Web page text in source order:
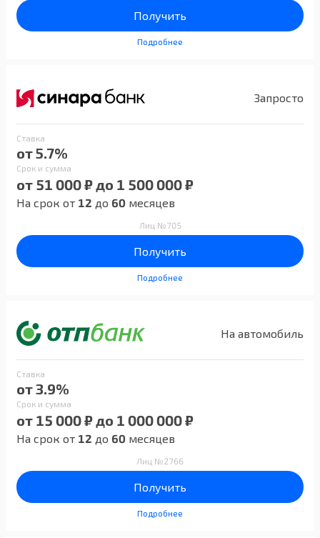
Получить
Подробнее
Запросто
Ставка
от 5.7%
Срок и сумма
от 51 000 ₽ до 1 500 000 ₽
На срок от 12 до 60 месяцев
Лиц №705
Получить
Подробнее
На автомобиль
Ставка
от 3.9%
Срок и сумма
от 15 000 ₽ до 1 000 000 ₽
На срок от 12 до 60 месяцев
Лиц №2766
Получить
Подробнее